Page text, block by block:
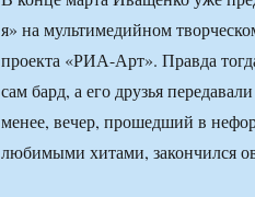
я» на мультимедийном
проекта «РИА-Арт». Правда
сам бард, а его друзья
менее, вечер, прошедший в
любимыми хитами, закончился